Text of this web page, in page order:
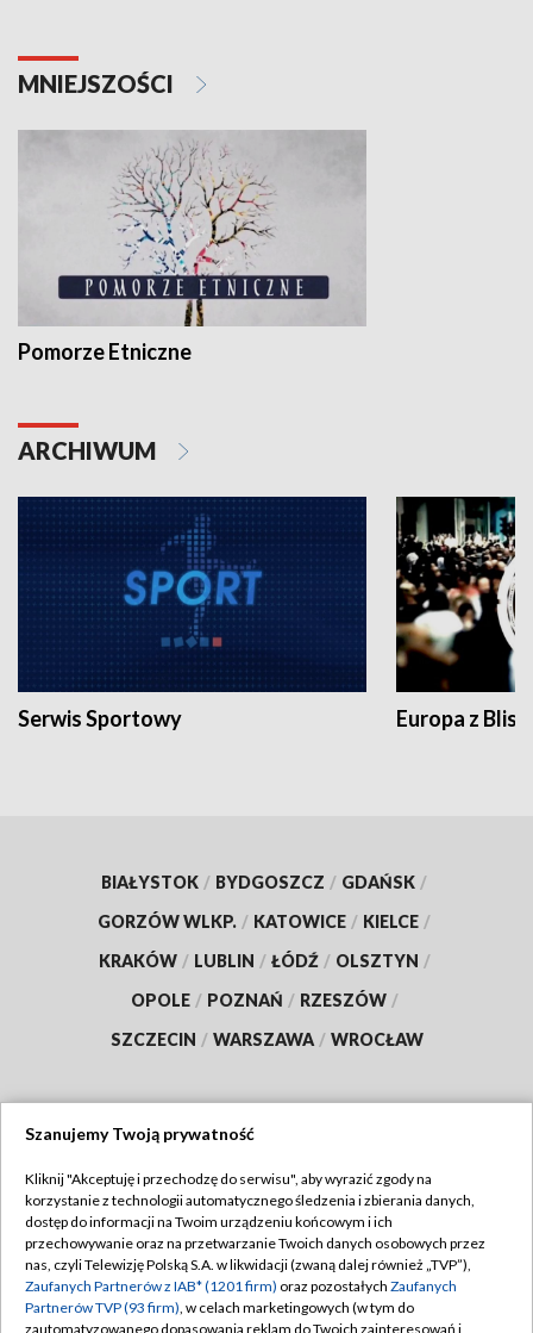
MNIEJSZOŚCI
Pomorze Etniczne
ARCHIWUM
Serwis Sportowy Europa z
BIAŁYSTOK / BYDGOSZCZ / GDAŃSK /
GORZÓW WLKP. / KATOWICE / KIELCE /
KRAKÓW / LUBLIN / ŁÓDŹ / OLSZTYN /
OPOLE / POZNAŃ / RZESZÓW /
SZCZECIN / WARSZAWA / WROCŁAW
TVP
Abonament TVP
Emisja w TVP
Centrum informacji TVP
Regulamin TVP
Polityka prywatności
Moje zgody
Szanujemy Twoją prywatność
Kliknij "Akceptuję i przechodzę do serwisu", aby wyrazić zgody na
korzystanie z technologii automatycznego śledzenia i zbierania danych,
dostęp do informacji na Twoim urządzeniu końcowym i ich
przechowywanie oraz na przetwarzanie Twoich danych osobowych przez
nas, czyli Telewizję Polską S.A. w likwidacji (zwaną dalej również „TVP”),
Zaufanych Partnerów z IAB* (1201 firm) oraz pozostałych Zaufanych
Partnerów TVP (93 firm), w celach marketingowych (w tym do
zautomatyzowanego dopasowania reklam do Twoich zainteresowań i